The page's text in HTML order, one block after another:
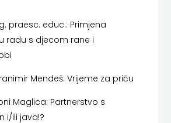
praesc. educ.: Primjena
radu s djecom rane i
Mendeš: Vrijeme za priču
Maglica: Partnerstvo s
i/ili java!?